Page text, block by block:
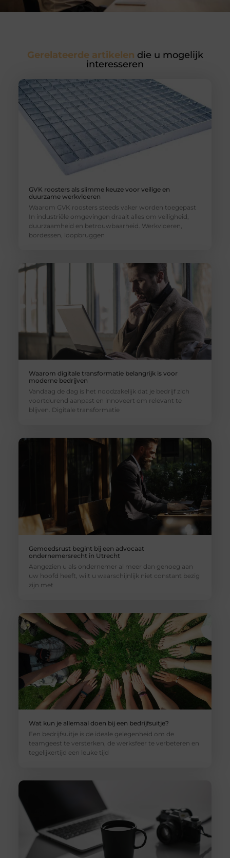
Gerelateerde artikelen die u mogelijk
interesseren
GVK roosters als slimme keuze voor veilige en
duurzame werkvloeren
Waarom GVK roosters steeds vaker worden toegepast
In industriële omgevingen draait alles om veiligheid,
duurzaamheid en betrouwbaarheid. Werkvloeren,
bordessen, loopbruggen
Waarom digitale transformatie belangrijk is voor
moderne bedrijven
Vandaag de dag is het noodzakelijk dat je bedrijf zich
voortdurend aanpast en innoveert om relevant te
blijven. Digitale transformatie
Gemoedsrust begint bij een advocaat
ondernemersrecht in Utrecht
Aangezien u als ondernemer al meer dan genoeg aan
uw hoofd heeft, wilt u waarschijnlijk niet constant bezig
zijn met
Wat kun je allemaal doen bij een bedrijfsuitje?
Een bedrijfsuitje is de ideale gelegenheid om de
teamgeest te versterken, de werksfeer te verbeteren en
tegelijkertijd een leuke tijd